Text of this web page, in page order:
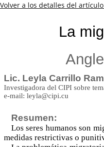
Volver a los detalles del artículo